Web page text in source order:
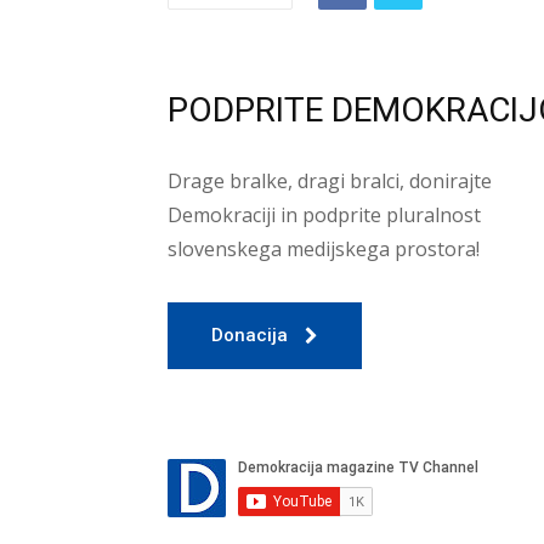
PODPRITE
Drage bralke, dragi bralci, donirajte
Demokraciji in podprite pluralnost
slovenskega medijskega prostora!
Donacija